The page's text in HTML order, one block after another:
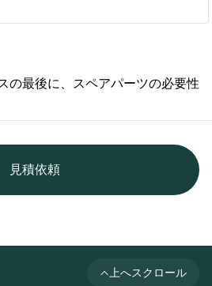
の最後に、スペアパーツの必要性
見積依頼
上へスクロール